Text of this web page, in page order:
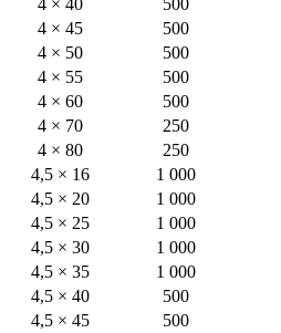
4 × 45
500
4 × 50
500
4 × 55
500
4 × 60
500
4 × 70
250
4 × 80
250
4,5 × 16
1 000
4,5 × 20
1 000
4,5 × 25
1 000
4,5 × 30
1 000
4,5 × 35
1 000
4,5 × 40
500
4,5 × 45
500